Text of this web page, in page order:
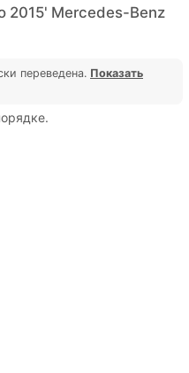
2015' Mercedes-Benz
переведена. Показать